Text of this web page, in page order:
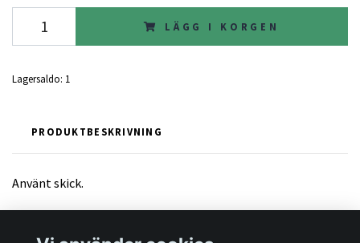
LÄGG I KORGEN
Lagersaldo: 1
PRODUKTBESKRIVNING
Använt skick.